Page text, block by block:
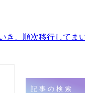
、順次移行してまい
記事の検索